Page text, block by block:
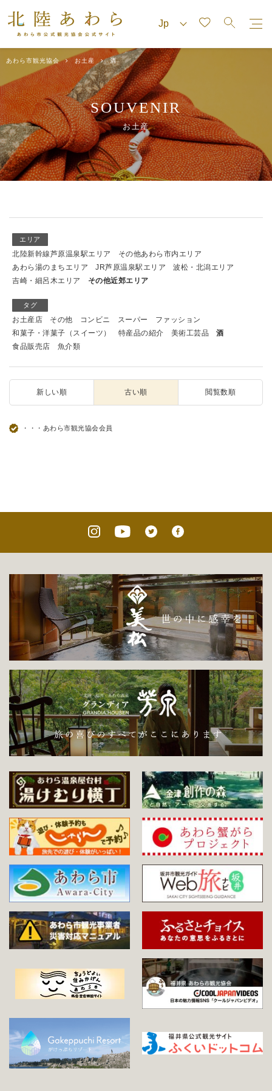
あわら市観光協会 お土産 酒
SOUVENIR
お土産
エリア
北陸新幹線芦原温泉駅エリア
その他あわら市内エリア
あわら湯のまちエリア
JR芦原温泉駅エリア
波松・北潟エリア
吉崎・細呂木エリア
その他近郊エリア
タグ
お土産店 その他 コンビニ スーパー
ファッション
和菓子・洋菓子（スイーツ）
特産品の紹介 美術工芸品
酒
食品販売店
魚介類
新しい順 古い順 閲覧数順
・・・あわら市観光協会会員